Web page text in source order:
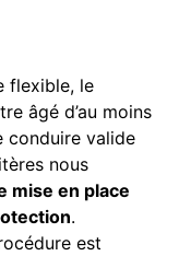
flexible, le
âgé d’au moins
conduire valide
nous
mise en place
.
est